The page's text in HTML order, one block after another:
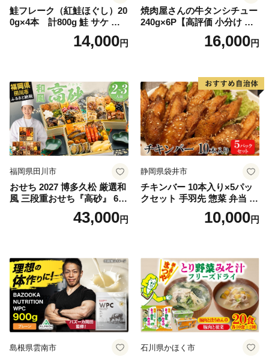
鮭フレーク（紅鮭ほぐし）20
0g×4本 計800g 鮭 サケ 鮭
ほぐし サケフレーク シャケ
フレーク 鮭フレーク14,000円
焼肉屋さんの牛タンシチュー
240g×6P【高評価 小分け 惣
菜 牛たん 一人暮らし 冷凍】
16,000円
福岡県田川市
おせち 2027 博多久松 厳選和
風 三段重おせち『高砂』 6.5
寸 3段重 2～3人前 おせち料
理 重箱 お正月 冷凍おせち 縁
ち 本格おせち おせち予約 年
末 年始 お取り寄せ 新春 贅沢
おせち こだわりおせち 惣菜
老舗おせち ふるさと納税お
せち 御節 お節料理 正月 調理
不要 おせち料理2027
43,000円
静岡県袋井市
チキンバー 10本入り×5パッ
クセット 手羽先 惣菜 弁当 お
かず お酒 おつまみ ギフト キ
ャンプ アウトドア キャンプ
10,000円
島根県雲南市 石川県かほく市